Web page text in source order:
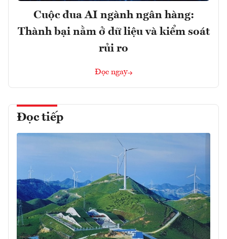
Cuộc đua AI ngành ngân hàng:
Thành bại nằm ở dữ liệu và kiểm soát
rủi ro
Đọc ngay
Đọc tiếp